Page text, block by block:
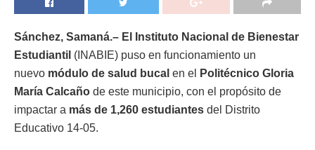
Sánchez, Samaná.– El Instituto Nacional de Bienestar
Estudiantil (INABIE) puso en funcionamiento un
nuevo módulo de salud bucal en el
Politécnico Gloria
María Calcaño de este municipio, con el propósito de
impactar a más de 1,260 estudiantes del Distrito
Educativo 14-05.